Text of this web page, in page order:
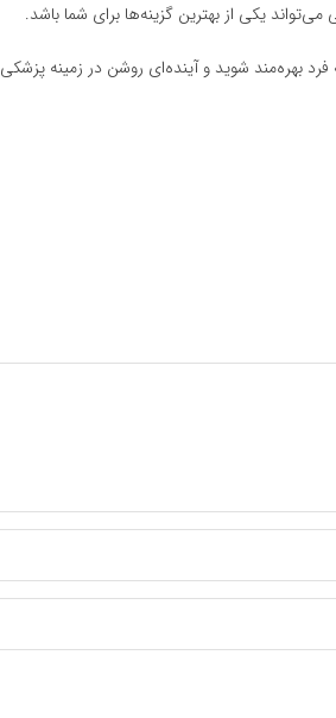
یکی از بهترین گزینه‌ها برای شما باشد.
بهره‌مند شوید و آینده‌ای روشن در زمینه پزشکی